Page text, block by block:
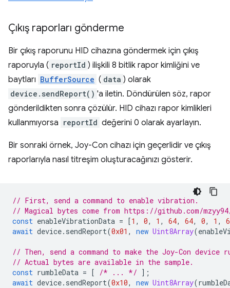
Çıkış raporları gönderme
Bir çıkış raporunu HID cihazına göndermek için çıkış
raporuyla ( reportId ) ilişkili 8 bitlik rapor kimliğini ve
baytları BufferSource ( data ) olarak
device.sendReport() 'a iletin. Döndürülen söz, rapor
gönderildikten sonra çözülür. HID cihazı rapor kimlikleri
kullanmıyorsa reportId değerini 0 olarak ayarlayın.
Bir sonraki örnek, Joy-Con cihazı için geçerlidir ve çıkış
raporlarıyla nasıl titreşim oluşturacağınızı gösterir.
// First, send a command to enable vibration.
// Magical bytes come from https://github.com/
const enableVibrationData = [1 , 0, 1 , 64, 64, 0, 1 ,
await device. sendReport(0x01 , new Uint8Array(
// Then, send a command to make the Joy-Con device
// Actual bytes are available in the sample.
const rumbleData = [ /* ... */ ];
await device. sendReport(0x10, new Uint8Array(